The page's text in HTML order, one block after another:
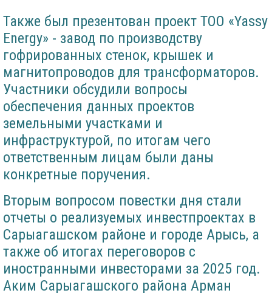
Также был презентован проект ТОО «Yassy
Energy» - завод по производству
гофрированных стенок, крышек и
магнитопроводов для трансформаторов.
Участники обсудили вопросы
обеспечения данных проектов
земельными участками и
инфраструктурой, по итогам чего
ответственным лицам были даны
конкретные поручения.
Вторым вопросом повестки дня стали
отчеты о реализуемых инвестпроектах в
Сарыагашском районе и городе Арысь, а
также об итогах переговоров с
иностранными инвесторами за 2025 год.
Аким Сарыагашского района Арман